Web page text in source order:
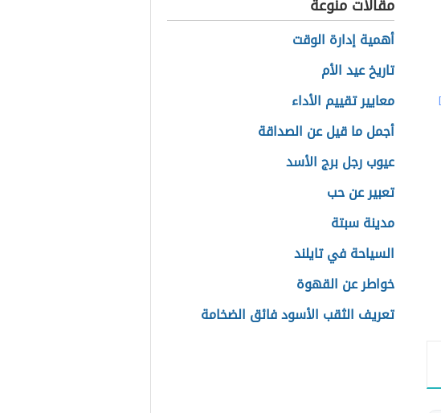
مقالات منوعة
أهمية إدارة الوقت
تاريخ عيد الأم
معايير تقييم الأداء
أجمل ما قيل عن الصداقة
عيوب رجل برج الأسد
تعبير عن حب
مدينة سبتة
السياحة في تايلند
خواطر عن القهوة
تعريف الثقب الأسود فائق الضخامة